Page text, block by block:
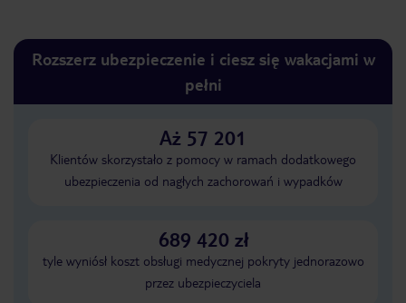
Rozszerz ubezpieczenie i ciesz się wakacjami w
pełni
Aż 57 201
Klientów skorzystało z pomocy w ramach dodatkowego
ubezpieczenia od nagłych zachorowań i wypadków
689 420 zł
tyle wyniósł koszt obsługi medycznej pokryty jednorazowo
przez ubezpieczyciela